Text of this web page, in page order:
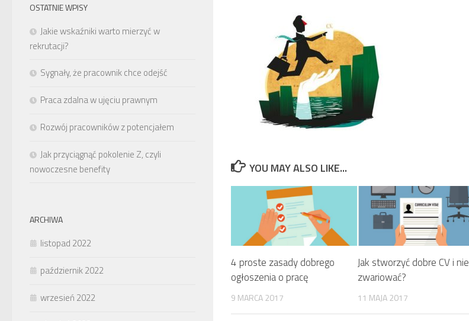
YOU MAY ALSO LIKE...
4 proste zasady dobrego
ogłoszenia o pracę
9 MARCA 2017
Jak stworzyć dobre CV i nie
zwariować?
11 MAJA 2017
OSTATNIE WPISY
Jakie wskaźniki warto mierzyć w
rekrutacji?
Sygnały, że pracownik chce odejść
Praca zdalna w ujęciu prawnym
Rozwój pracowników z potencjałem
Jak przyciągnąć pokolenie Z, czyli
nowoczesne benefity
ARCHIWA
listopad 2022
październik 2022
wrzesień 2022